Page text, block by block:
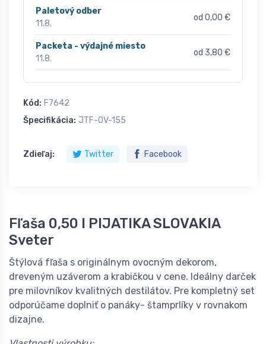
Paletový odber
11.8.
od 0,00 €
Packeta - výdajné miesto
11.8.
od 3,80 €
Kód: F7642
Špecifikácia: JTF-OV-155
Zdieľaj: Twitter Facebook
Fľaša 0,50 l PIJATIKA SLOVAKIA
Sveter
Štýlová fľaša s originálnym ovocným dekorom,
dreveným uzáverom a krabičkou v cene. Ideálny darček
pre milovníkov kvalitných destilátov. Pre kompletný set
odporúčame doplniť o panáky- štamprlíky v rovnakom
dizajne.